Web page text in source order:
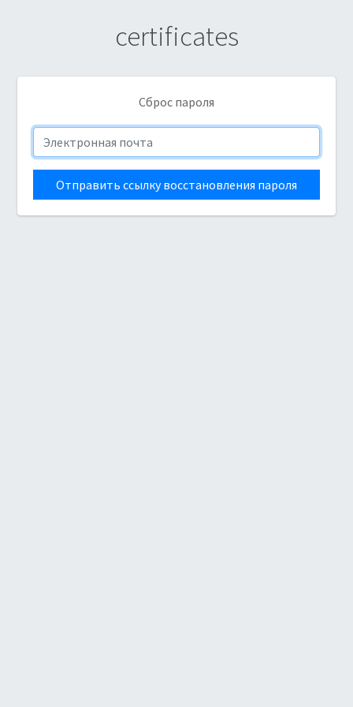
certificates
Сброс пароля
Отправить ссылку восстановления пароля